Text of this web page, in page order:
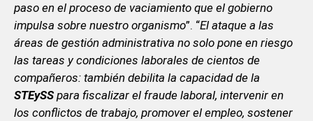
paso en el proceso de vaciamiento que el gobierno
impulsa sobre nuestro organismo”. “El ataque a las
áreas de gestión administrativa no solo pone en riesgo
las tareas y condiciones laborales de cientos de
compañeros: también debilita la capacidad de la
STEySSpara fiscalizar el fraude laboral, intervenir en
los conflictos de trabajo, promover el empleo, sostener